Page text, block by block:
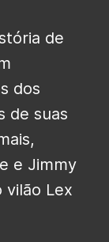
de
dos
de suas
e Jimmy
vilão Lex